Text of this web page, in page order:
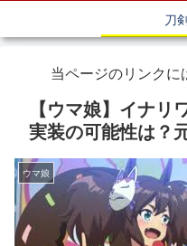
刀
当ページのリンクに
【ウマ娘】イナリ
実装の可能性は？
ウマ娘